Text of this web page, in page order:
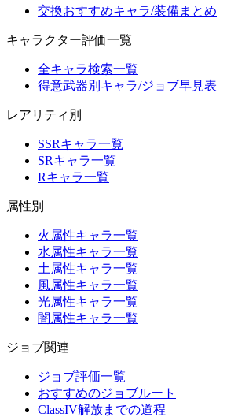
交換おすすめキャラ/装備まとめ
キャラクター評価一覧
全キャラ検索一覧
得意武器別キャラ/ジョブ早見表
レアリティ別
SSRキャラ一覧
SRキャラ一覧
Rキャラ一覧
属性別
火属性キャラ一覧
水属性キャラ一覧
土属性キャラ一覧
風属性キャラ一覧
光属性キャラ一覧
闇属性キャラ一覧
ジョブ関連
ジョブ評価一覧
おすすめのジョブルート
ClassIV解放までの道程